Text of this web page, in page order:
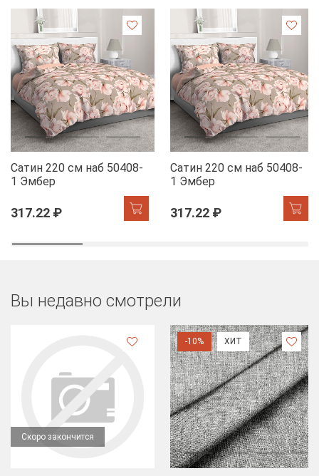
Сатин 220 см наб 50408-
1 Эмбер
317.22 ₽
Сатин 220 см наб 50408-
1 Эмбер
317.22 ₽
Вы недавно смотрели
Скоро закончится
-10% ХИТ